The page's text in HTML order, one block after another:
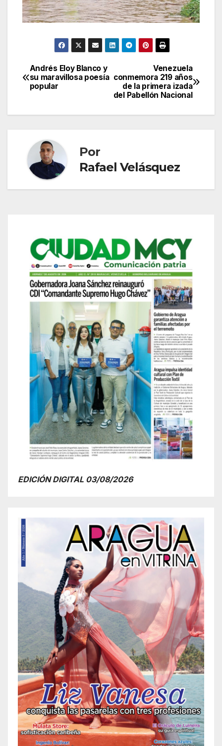
Navegación
de
entradas
Venezuela
conmemora 219 años
de la primera izada
del Pabellón Nacional
Andrés Eloy Blanco y
su maravillosa poesía
popular
Por
Rafael Velásquez
EDICIÓN DIGITAL 03/08/2026